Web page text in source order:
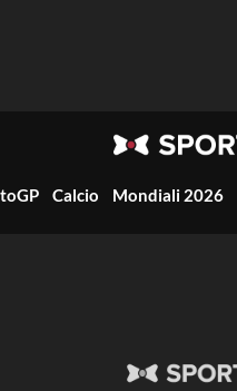
Calcio Mondiali 2026